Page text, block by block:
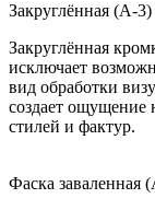
Закруглённая (A-3)
Закруглённая
исключает
вид обработки
создает ощущение
стилей и фактур.
Фаска заваленная